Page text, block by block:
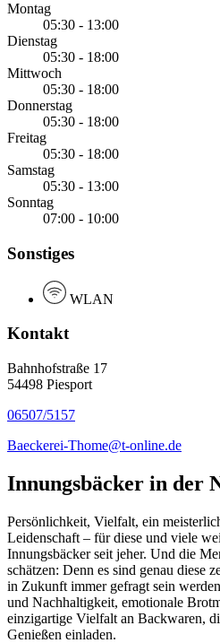
Montag
05:30 - 13:00
Dienstag
05:30 - 18:00
Mittwoch
05:30 - 18:00
Donnerstag
05:30 - 18:00
Freitag
05:30 - 18:00
Samstag
05:30 - 13:00
Sonntag
07:00 - 10:00
Sonstiges
WLAN
Kontakt
Bahnhofstraße 17
54498 Piesport
06507/5157
Baeckerei-Thome@t-online.de
Innungsbäcker in der
Persönlichkeit, Vielfalt, ein
Leidenschaft – für diese und viele
Innungsbäcker seit jeher. Und die
schätzen: Denn es sind genau diese
in Zukunft immer gefragt sein
und Nachhaltigkeit, emotionale
einzigartige Vielfalt an Backwaren,
Genießen einladen.